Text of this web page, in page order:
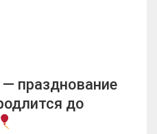
— празднование
до